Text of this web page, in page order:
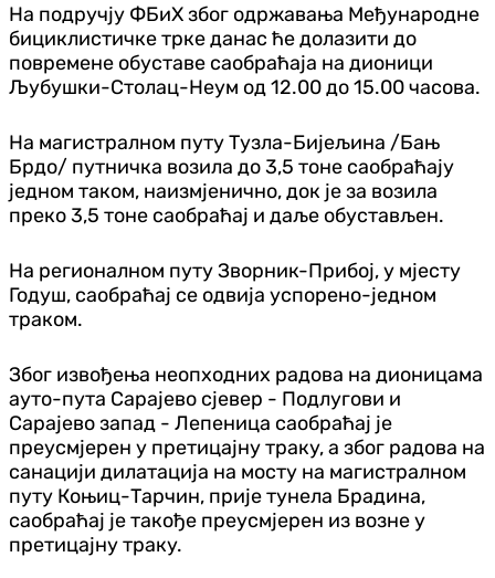
На подручју ФБиХ због одржавања Међународне
бициклистичке трке данас ће долазити до
повремене обуставе саобраћаја на дионици
Љубушки-Столац-Неум од 12.00 до 15.00 часова.
На магистралном путу Тузла-Бијељина /Бањ
Брдо/ путничка возила до 3,5 тоне саобраћају
једном таком, наизмјенично, док је за возила
преко 3,5 тоне саобраћај и даље обустављен.
На регионалном путу Зворник-Прибој, у мјесту
Годуш, саобраћај се одвија успорено-једном
траком.
Због извођења неопходних радова на дионицама
ауто-пута Сарајево сјевер - Подлугови и
Сарајево запад - Лепеница саобраћај је
преусмјерен у претицајну траку, а због радова на
санацији дилатација на мосту на магистралном
путу Коњиц-Тарчин, прије тунела Брадина,
саобраћај је такође преусмјерен из возне у
претицајну траку.